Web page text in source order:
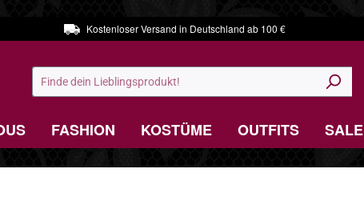
Kostenloser Versand in Deutschland ab 100 €
FASHION KOSTÜME OUTFITS SALE